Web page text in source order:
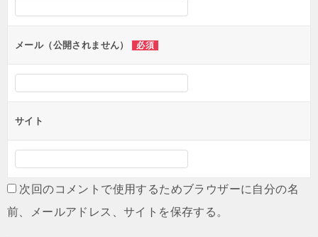
ンメール（公開されません） 必須
サイト
次回のコメントで使用するためブラウザーに自分の名
前、メールアドレス、サイトを保存する。